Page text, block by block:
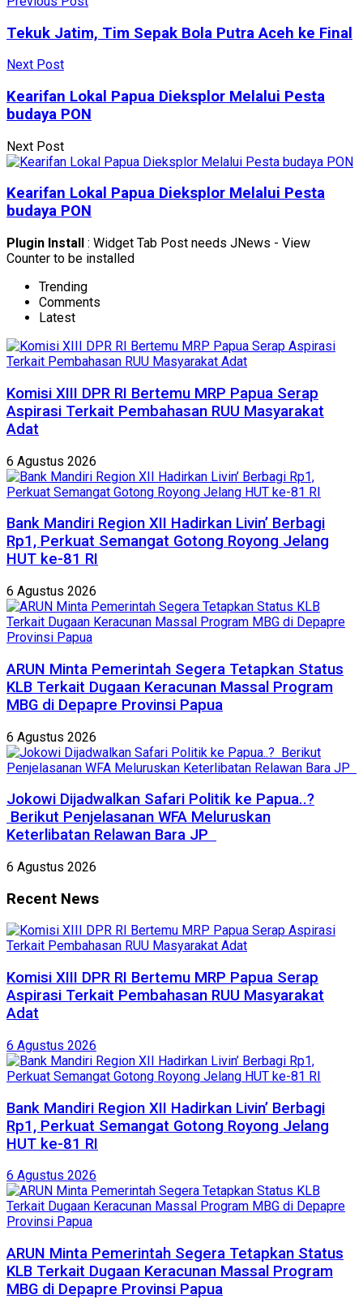
Tekuk Jatim, Tim Sepak Bola Putra Aceh ke Final
Next Post
Kearifan Lokal Papua Dieksplor Melalui Pesta
budaya PON
Next Post
Kearifan Lokal Papua Dieksplor Melalui Pesta
budaya PON
Plugin Install
: Widget Tab Post needs JNews - View
Counter to be installed
Trending
Comments
Latest
Komisi XIII DPR RI Bertemu MRP Papua Serap
Aspirasi Terkait Pembahasan RUU Masyarakat
Adat
6 Agustus 2026
Bank Mandiri Region XII Hadirkan Livin’ Berbagi
Rp1, Perkuat Semangat Gotong Royong Jelang
HUT ke-81 RI
6 Agustus 2026
ARUN Minta Pemerintah Segera Tetapkan Status
KLB Terkait Dugaan Keracunan Massal Program
MBG di Depapre Provinsi Papua
6 Agustus 2026
Jokowi Dijadwalkan Safari Politik ke Papua..?
Berikut Penjelasanan WFA Meluruskan
Keterlibatan Relawan Bara JP
6 Agustus 2026
Recent News
Komisi XIII DPR RI Bertemu MRP Papua Serap
Aspirasi Terkait Pembahasan RUU Masyarakat
Adat
6 Agustus 2026
Bank Mandiri Region XII Hadirkan Livin’ Berbagi
Rp1, Perkuat Semangat Gotong Royong Jelang
HUT ke-81 RI
6 Agustus 2026
ARUN Minta Pemerintah Segera Tetapkan Status
KLB Terkait Dugaan Keracunan Massal Program
MBG di Depapre Provinsi Papua